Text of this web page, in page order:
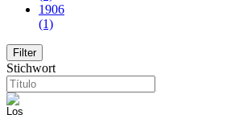
1906
(1)
Stichwort